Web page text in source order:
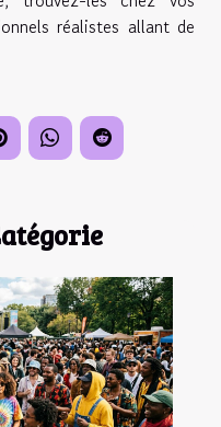
réalistes allant de